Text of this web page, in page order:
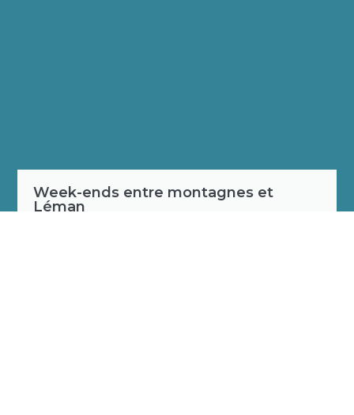
Week-ends entre montagnes et
Léman